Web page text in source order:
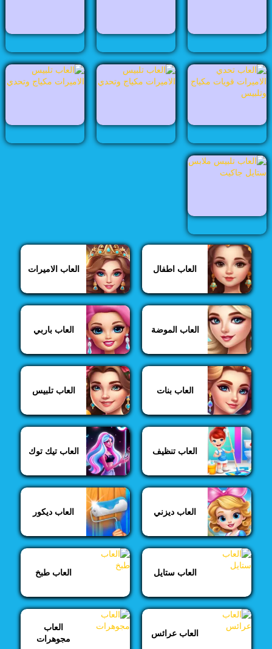
العاب مجوهرات
العاب مشهورات
العاب مغامرات
العاب مكياج
العاب اطفال العاب الاميرات
العاب الموضة العاب باربي
العاب بنات العاب تلبيس
العاب تنظيف العاب تيك توك
العاب ديزني العاب ديكور
العاب ستايل العاب طبخ
العاب عرائس
العاب
مجوهرات